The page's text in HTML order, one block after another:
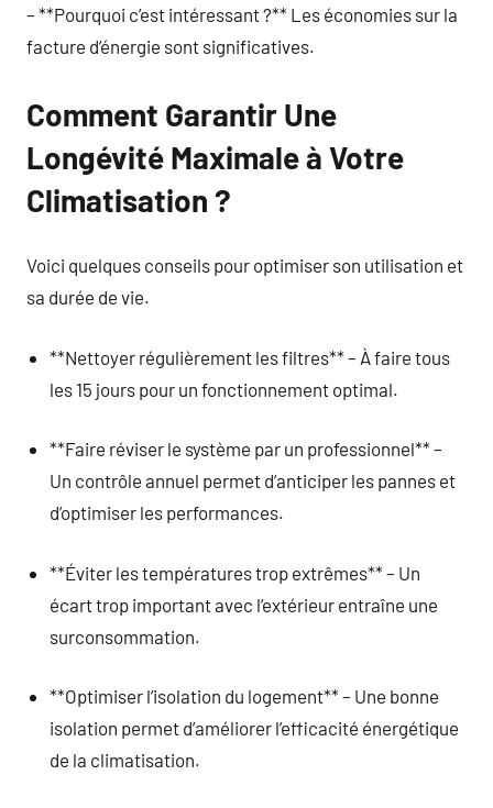
– **Pourquoi c’est intéressant ?** Les économies sur la
facture d’énergie sont significatives.
Comment Garantir Une
Longévité Maximale à Votre
Climatisation ?
Voici quelques conseils pour optimiser son utilisation et
sa durée de vie.
**Nettoyer régulièrement les filtres** – À faire tous
les 15 jours pour un fonctionnement optimal.
**Faire réviser le système par un professionnel** –
Un contrôle annuel permet d’anticiper les pannes et
d’optimiser les performances.
**Éviter les températures trop extrêmes** – Un
écart trop important avec l’extérieur entraîne une
surconsommation.
**Optimiser l’isolation du logement** – Une bonne
isolation permet d’améliorer l’efficacité énergétique
de la climatisation.